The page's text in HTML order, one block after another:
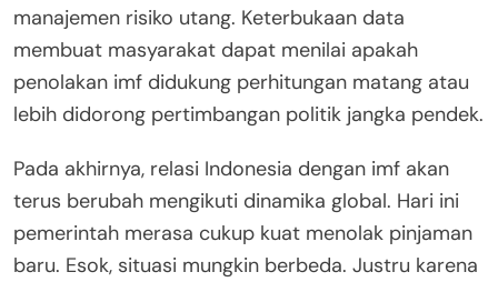
manajemen risiko utang. Keterbukaan data
membuat masyarakat dapat menilai apakah
penolakan imf didukung perhitungan matang atau
lebih didorong pertimbangan politik jangka pendek.
Pada akhirnya, relasi Indonesia dengan imf akan
terus berubah mengikuti dinamika global. Hari ini
pemerintah merasa cukup kuat menolak pinjaman
baru. Esok, situasi mungkin berbeda. Justru karena